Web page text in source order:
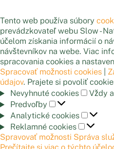
Tento web používa súbory
prevádzkovateľ webu Slow -
účelom získania informácií o
návštevníkov na webe. Viac
spracovania cookies a
Spracovať možnosti cookies
údajov. Prajete si povoliť
Nevyhnuté cookies
Vždy
Predvoľby
Predvoľby
Analytické cookies
cookies
Reklamné cookies
cookies
Spravovať možnosti Správa